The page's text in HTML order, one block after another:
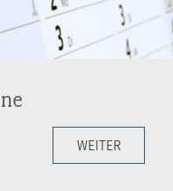
WEITER